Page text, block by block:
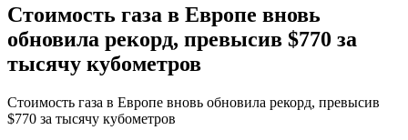
Стоимость газа в Европе вновь
обновила рекорд, превысив $770 за
тысячу кубометров
Стоимость газа в Европе вновь обновила рекорд, превысив
$770 за тысячу кубометров